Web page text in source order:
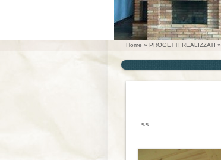
Home » PROGETTI REALIZZATI »
<<